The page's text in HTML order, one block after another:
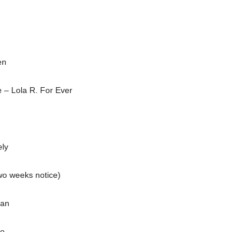
– Lola R. For Ever
weeks notice)